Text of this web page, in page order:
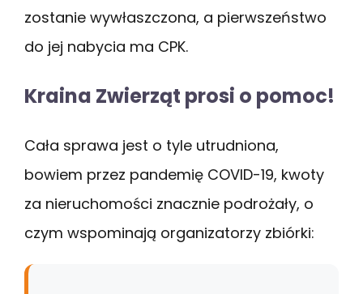
zostanie wywłaszczona, a pierwszeństwo
do jej nabycia ma CPK.
Kraina Zwierząt prosi o pomoc!
Cała sprawa jest o tyle utrudniona,
bowiem przez pandemię COVID-19, kwoty
za nieruchomości znacznie podrożały, o
czym wspominają organizatorzy zbiórki: